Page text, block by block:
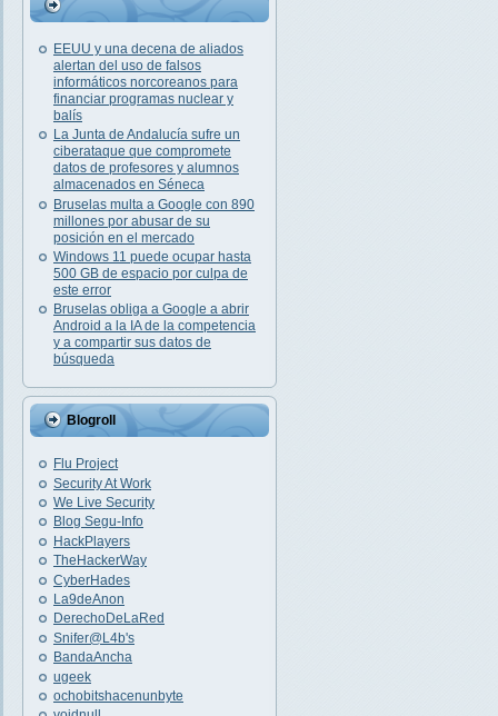
EEUU y una decena de aliados
alertan del uso de falsos
informáticos norcoreanos para
financiar programas nuclear y
balís
La Junta de Andalucía sufre un
ciberataque que compromete
datos de profesores y alumnos
almacenados en Séneca
Bruselas multa a Google con 890
millones por abusar de su
posición en el mercado
Windows 11 puede ocupar hasta
500 GB de espacio por culpa de
este error
Bruselas obliga a Google a abrir
Android a la IA de la competencia
y a compartir sus datos de
búsqueda
Blogroll
Flu Project
Security At Work
We Live Security
Blog Segu-Info
HackPlayers
TheHackerWay
CyberHades
La9deAnon
DerechoDeLaRed
Snifer@L4b's
BandaAncha
ugeek
ochobitshacenunbyte